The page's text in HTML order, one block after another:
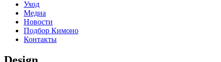
Уход
Медиа
Новости
Подбор Кимоно
Контакты